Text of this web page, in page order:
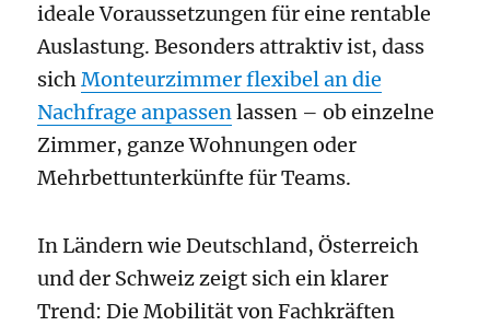
ideale Voraussetzungen für eine rentable
Auslastung. Besonders attraktiv ist, dass
sichMonteurzimmer flexibel an die
Nachfrage anpassenlassen – ob einzelne
Zimmer, ganze Wohnungen oder
Mehrbettunterkünfte für Teams.
In Ländern wie Deutschland, Österreich
und der Schweiz zeigt sich ein klarer
Trend: Die Mobilität von Fachkräften